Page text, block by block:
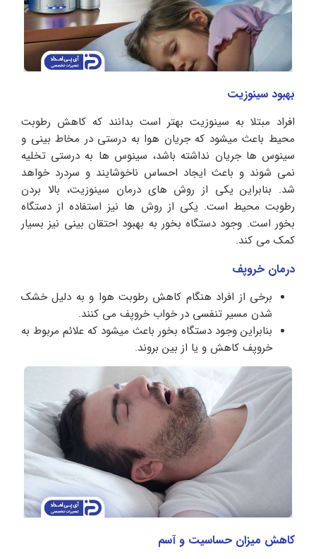
بهبود سینوزیت
افراد مبتلا به سینوزیت بهتر است بدانند که کاهش رطوبت
محیط باعث میشود که جریان هوا به درستی در مخاط بینی و
سینوس ها جریان نداشته باشد، سینوس ها به درستی تخلیه
نمی شوند و باعث ایجاد احساس ناخوشایند و سردرد خواهد
شد. بنابراین یکی از روش های درمان سینوزیت، بالا بردن
رطوبت محیط است. یکی از روش ها نیز استفاده از دستگاه
بخور است. وجود دستگاه بخور به بهبود احتقان بینی نیز بسیار
کمک می کند.
درمان خروپف
برخی از افراد هنگام کاهش رطوبت هوا و به دلیل خشک
شدن مسیر تنفسی در خواب خروپف می کنند.
بنابراین وجود دستگاه بخور باعث میشود که علائم مربوط به
خروپف کاهش و یا از بین بروند.
کاهش میزان حساسیت و آسم